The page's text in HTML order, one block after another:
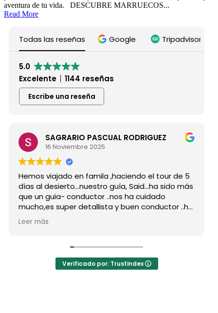
aventura de tu vida. DESCUBRE MARRUECOS...
Read More
Todas las reseñas Google Tripadvisor
5.0
Excelente
1144 reseñas
Escribe una reseña
PASCUAL RODRIGUEZ
2025
en famila ,haciendo el tour de 5
guía, Said...ha sido más
conductor ..nos ha cuidado
detallista y buen conductor ..ha
a todas nuestras peticiones y
lugares
la agencia,..súper agradecida a Mila
Maria
Hicimos el
grupo de
para siempre
Desde mi
Verificado por: Trustindex